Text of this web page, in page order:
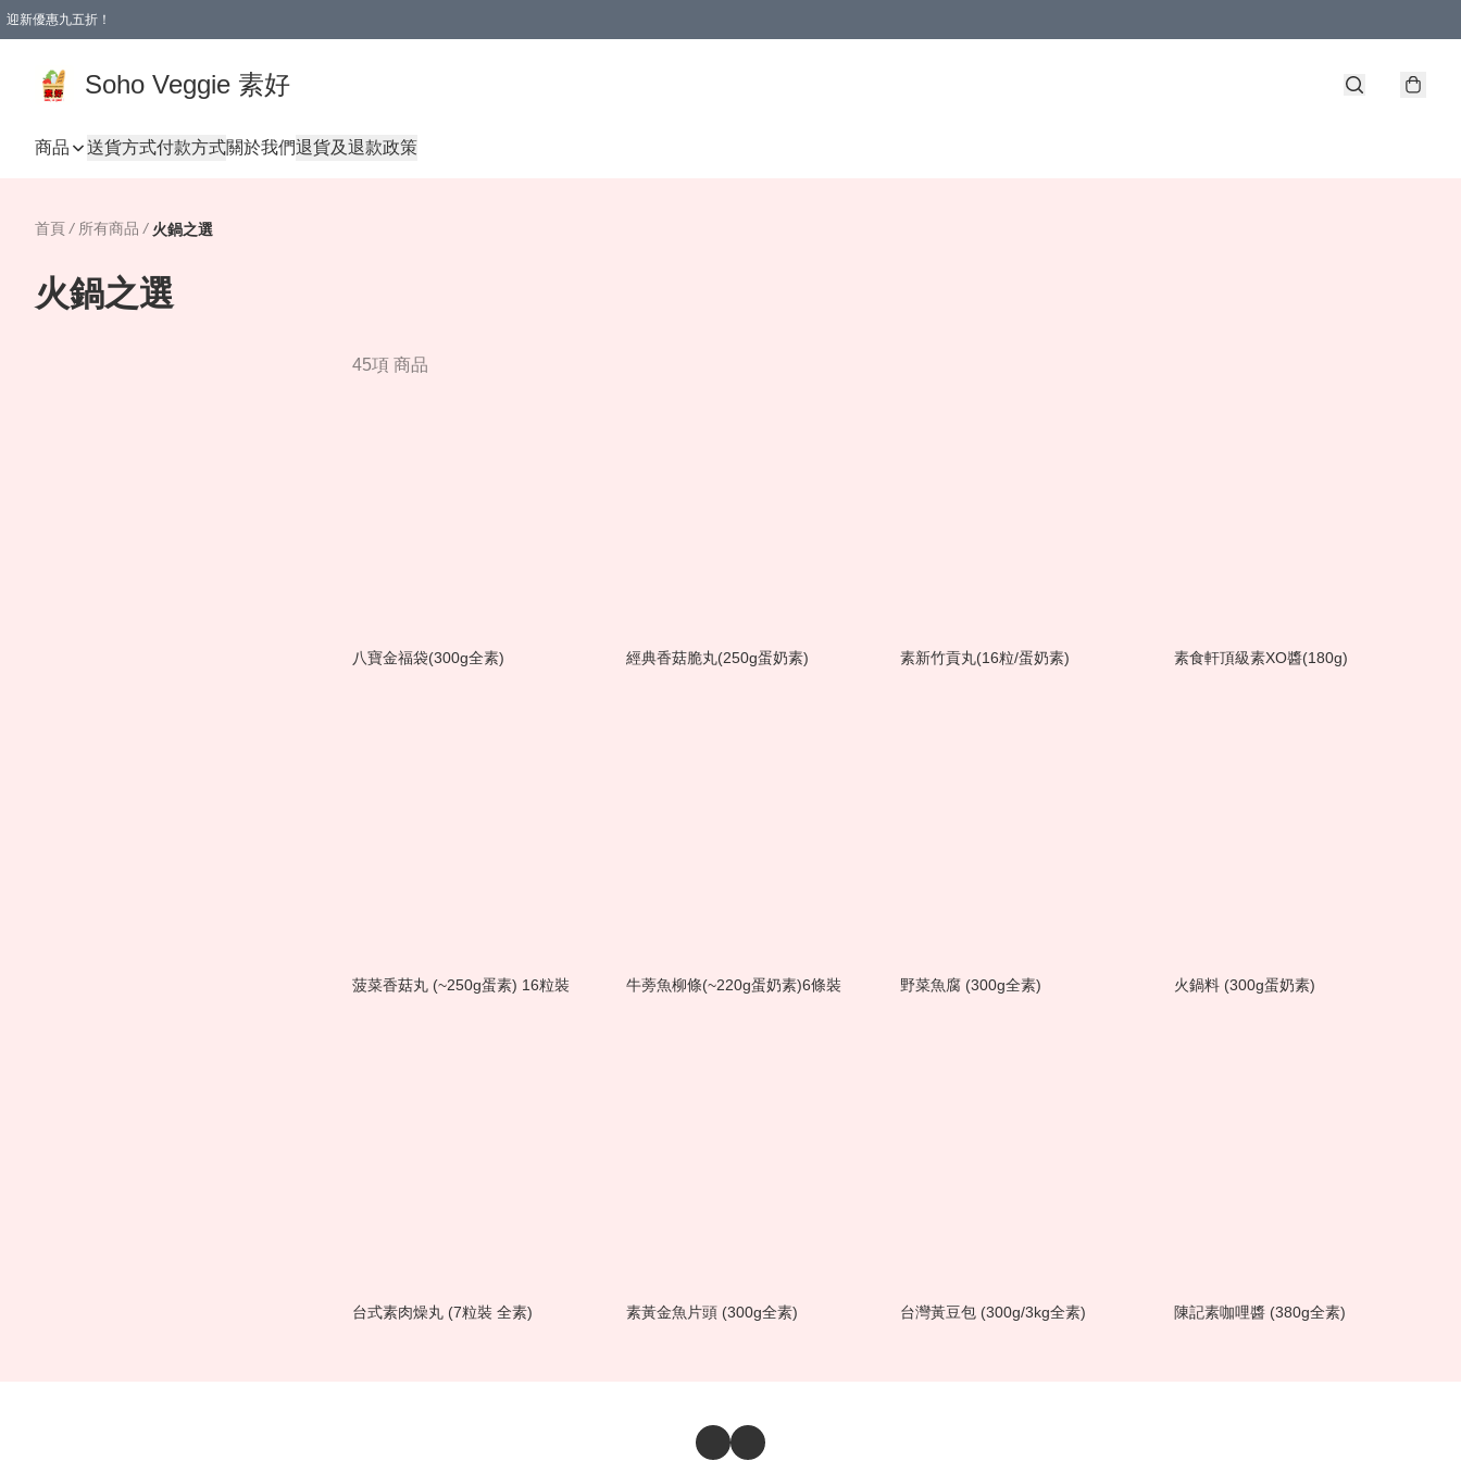
迎新優惠九五折！
Soho Veggie 素好
商品 送貨方式付款方式關於我們退貨及退款政策
首頁 / 所有商品 / 火鍋之選
火鍋之選
45項 商品
八寶金福袋(300g全素) 經典香菇脆丸(250g蛋奶素) 素新竹貢丸(16粒/蛋奶素) 素食軒頂級素XO醬(180g)
菠菜香菇丸 (~250g蛋素) 16粒裝 牛蒡魚柳條(~220g蛋奶素)6條裝 野菜魚腐 (300g全素) 火鍋料 (300g蛋奶素)
台式素肉燥丸 (7粒裝 全素) 素黃金魚片頭 (300g全素) 台灣黃豆包 (300g/3kg全素) 陳記素咖哩醬 (380g全素)